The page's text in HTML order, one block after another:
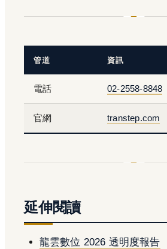
管道 資訊
電話 02-2558-8848
官網 transtep.com
延伸閱讀
龍雲數位 2026 透明度報告